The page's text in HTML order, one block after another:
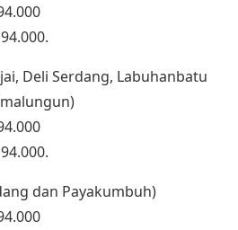
Deli Serdang, Labuhanbatu
dan Payakumbuh)